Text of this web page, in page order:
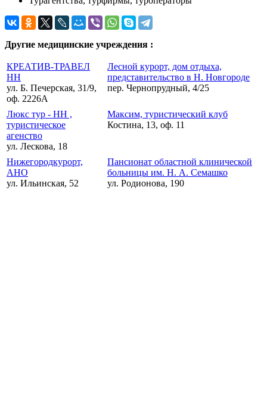
Другие медицинские учреждения :
КРЕАТИВ-ТРАВЕЛ
НН
ул. Б. Печерская, 31/9,
оф. 2226А
Лесной курорт, дом отдыха,
представительство в Н. Новгороде
пер. Чернопрудный, 4/25
Люкс тур - НН ,
туристическое
агенство
ул. Лескова, 18
Максим, туристический клуб
Костина, 13, оф. 11
Нижегородкурорт,
АНО
ул. Ильинская, 52
Пансионат областной клинической
больницы им. Н. А. Семашко
ул. Родионова, 190